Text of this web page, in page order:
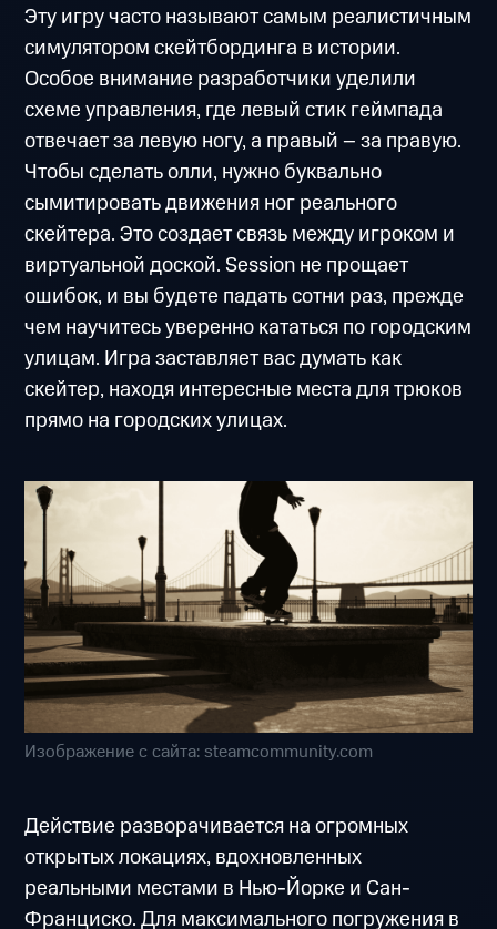
Эту игру часто называют самым реалистичным
симулятором скейтбординга в истории.
Особое внимание разработчики уделили
схеме управления, где левый стик геймпада
отвечает за левую ногу, а правый – за правую.
Чтобы сделать олли, нужно буквально
сымитировать движения ног реального
скейтера. Это создает связь между игроком и
виртуальной доской. Session не прощает
ошибок, и вы будете падать сотни раз, прежде
чем научитесь уверенно кататься по городским
улицам. Игра заставляет вас думать как
скейтер, находя интересные места для трюков
прямо на городских улицах.
Изображение с сайта: steamcommunity.com
Действие разворачивается на огромных
открытых локациях, вдохновленных
реальными местами в Нью-Йорке и Сан-
Франциско. Для максимального погружения в